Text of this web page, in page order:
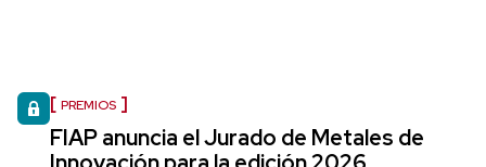
PREMIOS
FIAP anuncia el Jurado de Metales de